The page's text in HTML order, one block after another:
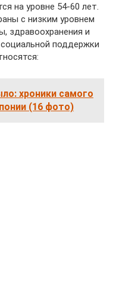
на уровне 54-60 лет.
с низким уровнем
здравоохранения и
поддержки
хроники самого
(16 фото)